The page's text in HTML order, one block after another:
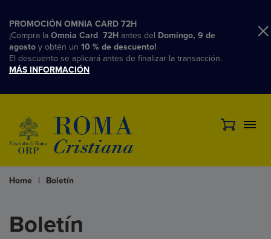
PROMOCIÓN OMNIA CARD 72H
¡Compra la Omnia Card 72H antes del Domingo, 9 de
agosto y obtén un 10 % de descuento!
El descuento se aplicará antes de finalizar la transacción.
MÁS INFORMACIÓN
Home | Boletín
Boletín